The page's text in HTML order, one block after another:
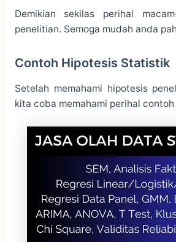
Demikian sekilas perihal
penelitian. Semoga mudah anda
Contoh Hipotesis Statistik
Setelah memahami hipotesis
kita coba memahami perihal